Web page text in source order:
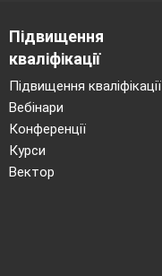
Підвищення
кваліфікації
Підвищення кваліфікації
Вебінари
Конференції
Курси
Вектор